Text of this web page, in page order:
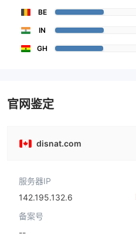
BE
IN
GH
官网鉴定
disnat.com
服务器IP
142.195.132.6
备案号
--